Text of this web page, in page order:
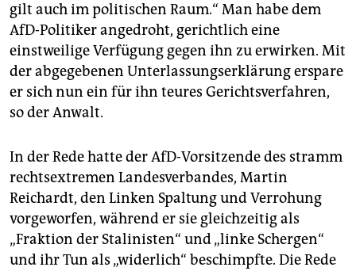
gilt auch im politischen Raum.“ Man habe dem
AfD-Politiker angedroht, gerichtlich eine
einstweilige Verfügung gegen ihn zu erwirken. Mit
der abgegebenen Unterlassungserklärung erspare
er sich nun ein für ihn teures Gerichtsverfahren,
so der Anwalt.
In der Rede hatte der AfD-Vorsitzende des stramm
rechtsextremen Landesverbandes, Martin
Reichardt, den Linken Spaltung und Verrohung
vorgeworfen, während er sie gleichzeitig als
„Fraktion der Stalinisten“ und „linke Schergen“
und ihr Tun als „widerlich“ beschimpfte. Die Rede